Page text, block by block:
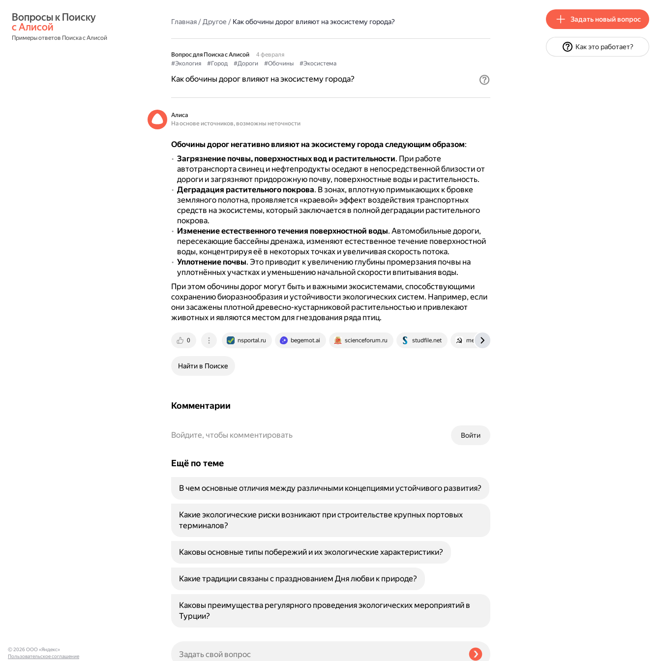
с Алисой
Примеры ответов Поиска с Алисой
Главная/Другое / Как обочины дорог влияют на экосистему города?
Вопрос для Поиска с Алисой
4 февраля
#Экология
#Город #Дороги #Обочины #Экосистема
Как обочины дорог влияют на экосистему города?
Алиса
На основе источников, возможны неточности
Обочины дорог негативно влияют на экосистему города следующим образом:
Загрязнение почвы, поверхностных вод и растительности. При работе
автотранспорта свинец и нефтепродукты оседают в непосредственной близости от
дороги и загрязняют придорожную почву, поверхностные воды и растительность.
Деградация растительного покрова. В зонах, вплотную примыкающих к бровке
земляного полотна, проявляется «краевой» эффект воздействия транспортных
средств на экосистемы, который заключается в полной деградации растительного
покрова.
Изменение естественного течения поверхностной воды. Автомобильные дороги,
пересекающие бассейны дренажа, изменяют естественное течение поверхностной
воды, концентрируя её в некоторых точках и увеличивая скорость потока.
Уплотнение почвы. Это приводит к увеличению глубины промерзания почвы на
уплотнённых участках и уменьшению начальной скорости впитывания воды.
При этом обочины дорог могут быть и важными экосистемами, способствующими
сохранению биоразнообразия и устойчивости экологических систем. Например, если
они засажены плотной древесно-кустарниковой растительностью и привлекают
животных и являются местом для гнездования ряда птиц.
0 nsportal.ru begemot.ai scienceforum.ru studfile.net meganorm.ru
Найти в Поиске
Комментарии
Войти
Войдите, чтобы комментировать
Ещё по теме
В чем основные отличия между различными концепциями устойчивого развития?
Какие экологические риски возникают при строительстве крупных портовых
терминалов?
Каковы основные типы побережий и их экологические характеристики?
Какие традиции связаны с празднованием Дня любви к природе?
Каковы преимущества регулярного проведения экологических мероприятий в
Турции?
© 2026 ООО «Яндекс»
Пользовательское соглашение
Задать новый вопрос
Как это работает?